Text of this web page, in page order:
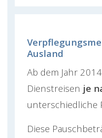
Ausland
Ab dem Jahr
Dienstreisen je
unterschiedliche
Diese